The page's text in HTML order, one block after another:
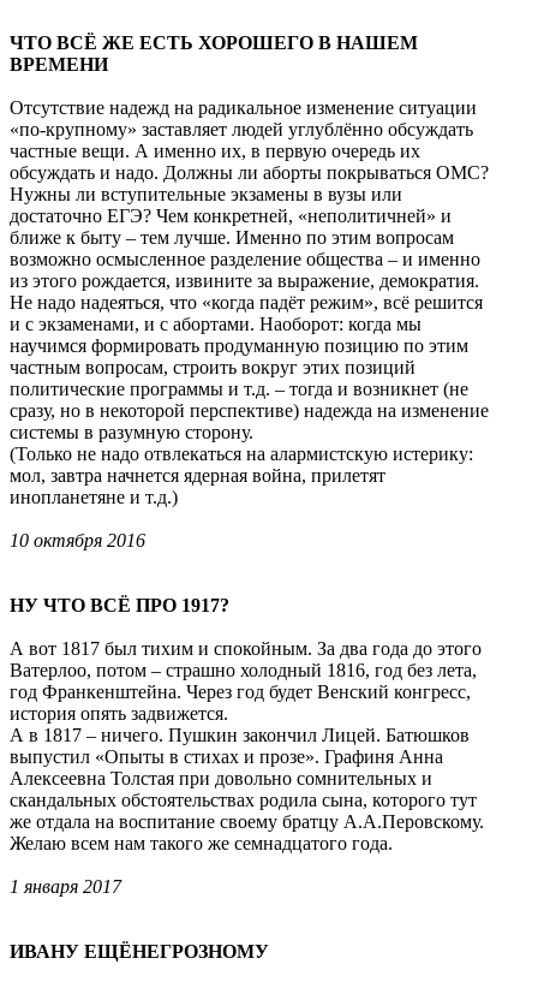
ЧТО ВСЁ ЖЕ ЕСТЬ ХОРОШЕГО В НАШЕМ
ВРЕМЕНИ
Отсутствие надежд на радикальное изменение ситуации
«по-крупному» заставляет людей углублённо обсуждать
частные вещи. А именно их, в первую очередь их
обсуждать и надо. Должны ли аборты покрываться ОМС?
Нужны ли вступительные экзамены в вузы или
достаточно ЕГЭ? Чем конкретней, «неполитичней» и
ближе к быту – тем лучше. Именно по этим вопросам
возможно осмысленное разделение общества – и именно
из этого рождается, извините за выражение, демократия.
Не надо надеяться, что «когда падёт режим», всё решится
и с экзаменами, и с абортами. Наоборот: когда мы
научимся формировать продуманную позицию по этим
частным вопросам, строить вокруг этих позиций
политические программы и т.д. – тогда и возникнет (не
сразу, но в некоторой перспективе) надежда на изменение
системы в разумную сторону.
(Только не надо отвлекаться на алармистскую истерику:
мол, завтра начнется ядерная война, прилетят
инопланетяне и т.д.)
10 октября 2016
НУ ЧТО ВСЁ ПРО 1917?
А вот 1817 был тихим и спокойным. За два года до этого
Ватерлоо, потом – страшно холодный 1816, год без лета,
год Франкенштейна. Через год будет Венский конгресс,
история опять задвижется.
А в 1817 – ничего. Пушкин закончил Лицей. Батюшков
выпустил «Опыты в стихах и прозе». Графиня Анна
Алексеевна Толстая при довольно сомнительных и
скандальных обстоятельствах родила сына, которого тут
же отдала на воспитание своему братцу А.А.Перовскому.
Желаю всем нам такого же семнадцатого года.
1 января 2017
ИВАНУ ЕЩЁНЕГРОЗНОМУ